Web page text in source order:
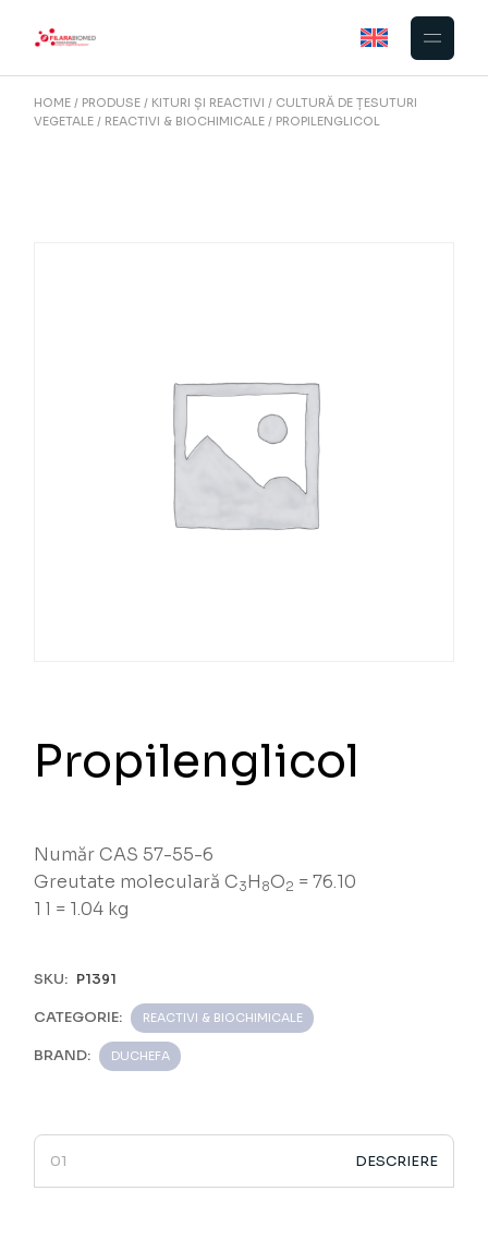
HOME PRODUSE KITURI ȘI REACTIVI
CULTURĂ DE ȚESUTURI
VEGETALE
REACTIVI & BIOCHIMICALE PROPILENGLICOL
Propilenglicol
Număr CAS 57-55-6
Greutate moleculară C3H 8O2 = 76.10
1 l = 1.04 kg
SKU: P1391
CATEGORIE: REACTIVI & BIOCHIMICALE
BRAND: DUCHEFA
DESCRIERE